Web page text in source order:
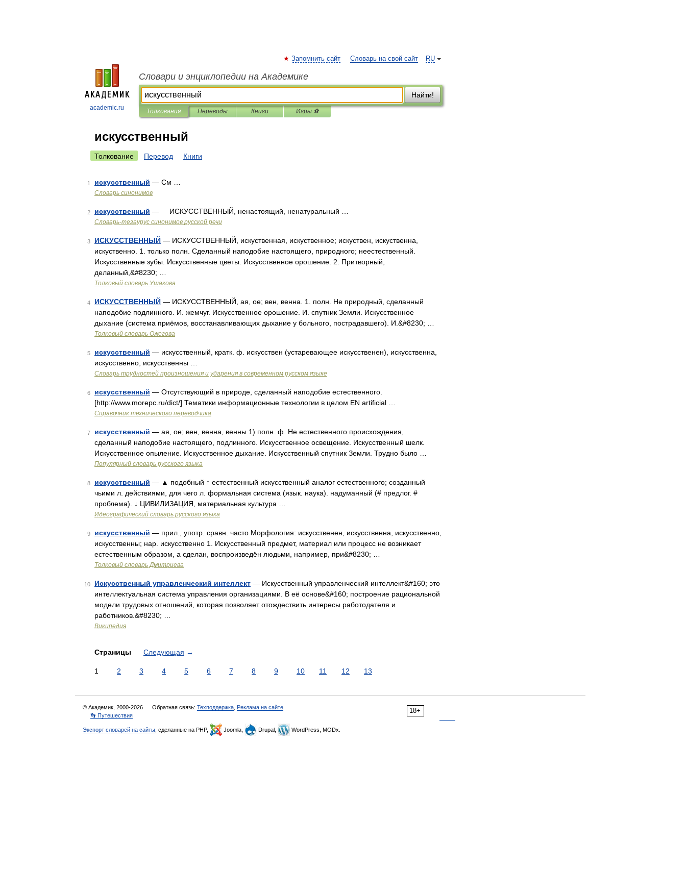
academic.ru
RU
Запомнить сайт Словарь на свой сайт
Словари и энциклопедии на Академике
Найти!
Толкования Переводы Книги Игры ⚽
искусственный
Толкование Перевод Книги
1 искусственный — См …
Словарь синонимов
2 искусственный — ИСКУССТВЕННЫЙ, ненастоящий, ненатуральный …
Словарь-тезаурус синонимов русской речи
3 ИСКУССТВЕННЫЙ — ИСКУССТВЕННЫЙ, искуственная, искуственное; искуствен, искуственна,
искуственно. 1. только полн. Сделанный наподобие настоящего, природного; неестественный.
Искусственные зубы. Искусственные цветы. Искусственное орошение. 2. Притворный,
деланный,&#8230; …
Толковый словарь Ушакова
4 ИСКУССТВЕННЫЙ — ИСКУССТВЕННЫЙ, ая, ое; вен, венна. 1. полн. Не природный, сделанный
наподобие подлинного. И. жемчуг. Искусственное орошение. И. спутник Земли. Искусственное
дыхание (система приёмов, восстанавливающих дыхание у больного, пострадавшего). И.&#8230; …
Толковый словарь Ожегова
5 искусственный — искусственный, кратк. ф. искусствен (устаревающее искусственен), искусственна,
искусственно, искусственны …
Словарь трудностей произношения и ударения в современном русском языке
6 искусственный — Отсутствующий в природе, сделанный наподобие естественного.
[http://www.morepc.ru/dict/] Тематики информационные технологии в целом EN artificial …
Справочник технического переводчика
7 искусственный — ая, ое; вен, венна, венны 1) полн. ф. Не естественного происхождения,
сделанный наподобие настоящего, подлинного. Искусственное освещение. Искусственный шелк.
Искусственное опыление. Искусственное дыхание. Искусственный спутник Земли. Трудно было …
Популярный словарь русского языка
8 искусственный — ▲ подобный ↑ естественный искусственный аналог естественного; созданный
чьими л. действиями, для чего л. формальная система (язык. наука). надуманный (# предлог. #
проблема). ↓ ЦИВИЛИЗАЦИЯ, материальная культура …
Идеографический словарь русского языка
9 искусственный — прил., употр. сравн. часто Морфология: искусственен, искусственна, искусственно,
искусственны; нар. искусственно 1. Искусственный предмет, материал или процесс не возникает
естественным образом, а сделан, воспроизведён людьми, например, при&#8230; …
Толковый словарь Дмитриева
10 Искусственный управленческий интеллект — Искусственный управленческий интеллект&#160; это
интеллектуальная система управления организациями. В её основе&#160; построение рациональной
модели трудовых отношений, которая позволяет отождествить интересы работодателя и
работников.&#8230; …
Википедия
Страницы Следующая →
1 2 3 4 5 6 7 8 9 10 11 12 13
18+
© Академик, 2000-2026 Обратная связь: Техподдержка Реклама на сайте
👣 Путешествия
Экспорт словарей на сайты , сделанные на PHP, Joomla, Drupal, WordPress, MODx.